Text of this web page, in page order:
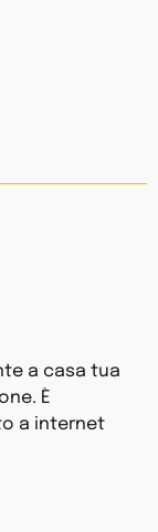
a casa tua
È
a internet